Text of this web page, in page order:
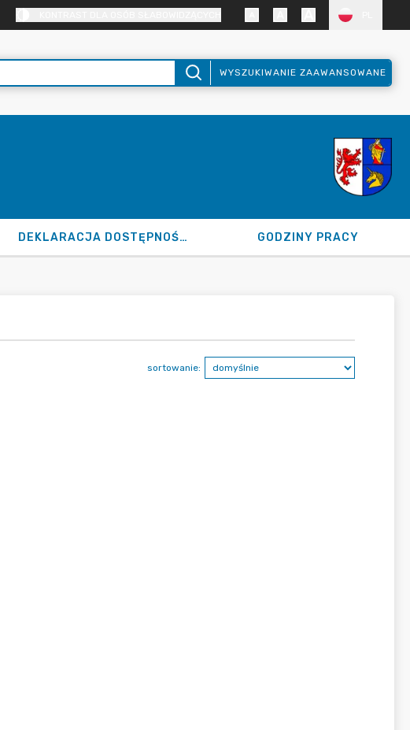
WYSZUKIWANIE ZAAWANSOWANE
DEKLARACJA DOSTĘPNOŚCI GODZINY PRACY
sortowanie: